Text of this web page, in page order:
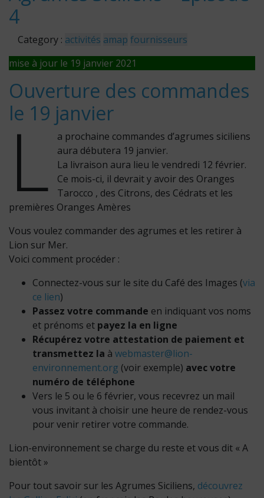
4
Category : activités amap fournisseurs
mise à jour le 19 janvier 2021
Ouverture des commandes
le 19 janvier
L
a prochaine commandes d’agrumes siciliens
aura débutera 19 janvier.
La livraison aura lieu le vendredi 12 février.
Ce mois-ci, il devrait y avoir des Oranges
Tarocco , des Citrons, des Cédrats et les
premières Oranges Amères
Vous voulez commander des agrumes et les retirer à
Lion sur Mer.
Voici comment procéder :
Connectez-vous sur le site du Café des Images (via
ce lien)
Passez votre commande en indiquant vos noms
et prénoms et payez la en ligne
Récupérez votre attestation de paiement et
transmettez la à webmaster@lion-
environnement.org (voir exemple) avec votre
numéro de téléphone
Vers le 5 ou le 6 février, vous recevrez un mail
vous invitant à choisir une heure de rendez-vous
pour venir retirer votre commande.
Lion-environnement se charge du reste et vous dit « A
bientôt »
Pour tout savoir sur les Agrumes Siciliens, découvrez